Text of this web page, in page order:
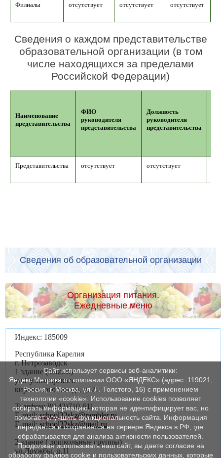
Филиалы отсутствует отсутствует отсутствует
Сведения о каждом представительстве
образовательной организации (в том
числе находящихся за пределами
Российской Федерации)
Наименование
представительства
ФИО
руководителя
представительства
Должность
руководителя
представительства
Представительства отсутствует отсутствует
Сведения об образовательной организации
Организация питания.
Ежедневные меню
Индекс: 185009
Республика Карелия
г. Петрозаводск
1 здание ( школа)
ул.Сулажгорского
кирпичного завода, д. 21
Телефон: 8(142)710-611
E-mail:school32skz@rambler.ru
E-mail:school32skz@mail.ru
2 здание ( дошкольные группы)
ул.Дружбы, д.11
Сайт использует сервисы веб-аналитики:
Яндекс Метрика от компании ООО «ЯНДЕКС» (адрес: 119021,
Россия, г. Москва, ул. Л. Толстого, 16) с применением
технологии «cookie». Использование cookies позволяет
собирать информацию, которая не идентифицирует вас, но
помогает улучшить функциональность сайта. Информация
передается и сохраняется на сервере Яндекса в РФ, где
обрабатывается для анализа активности пользователей.
Продолжая использовать наш сайт, вы даете согласие на
обработку файлов cookie и пользовательских данных, которые